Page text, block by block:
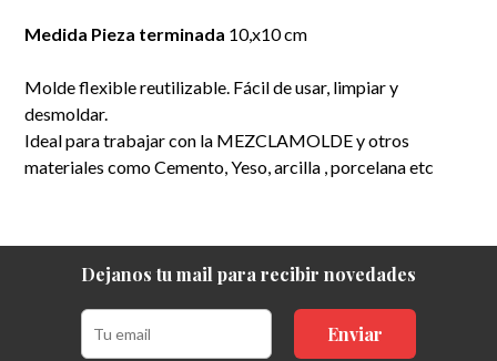
Medida Pieza terminada 10,x10 cm
Molde flexible reutilizable. Fácil de usar, limpiar y
desmoldar.
Ideal para trabajar con la MEZCLAMOLDE y otros
materiales como Cemento, Yeso, arcilla , porcelana etc
Dejanos tu mail para recibir novedades
Enviar